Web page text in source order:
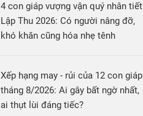
4 con giáp vượng vận quý nhân tiết
Lập Thu 2026: Có người nâng đỡ,
khó khăn cũng hóa nhẹ tênh
Xếp hạng may - rủi của 12 con giáp
tháng 8/2026: Ai gây bất ngờ nhất,
ai thụt lùi đáng tiếc?